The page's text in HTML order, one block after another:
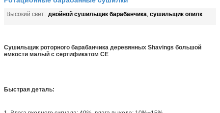
Высокий свет: двойной сушильщик барабанчика, сушильщик опилк
Сушильщик роторного барабанчика деревянных Shavings большой
емкости малый с сертификатом CE
Быстрая деталь: